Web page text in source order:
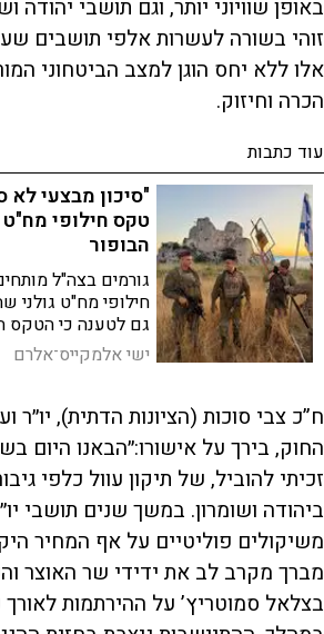
באופן שוויוני יותר, וגם תושבי יהודה
זוהי בשורה לעשרות אלפי תושבים
אלו ללא יחס הוגן למצב הביטחוני
הכרה וחיזוק.
עוד כתבות
"סיכון מבצעי לא
טקס חילופי מח"ט
הבופור
גורמים בצה"ל
חילופי מח"ט גולני
גם לטענה כי הטקס
בטוח והחילוף
אומרים הגורמים כי
ישי אלמקייס־אלרם
ח”כ צבי סוכות (הציונות הדתית), יו״ר
החוק, בירך על אישורו:״הבאנו היום
זכיתי להוביל, של תיקון עוול כלפי
ביהודה ושומרון. במשך שנים תושבי
משיקולים פוליטיים על אף המחיר
מברך מקרב לב את ידידי שר האוצר
בצלאל סמוטריץ’ על ההירתמות